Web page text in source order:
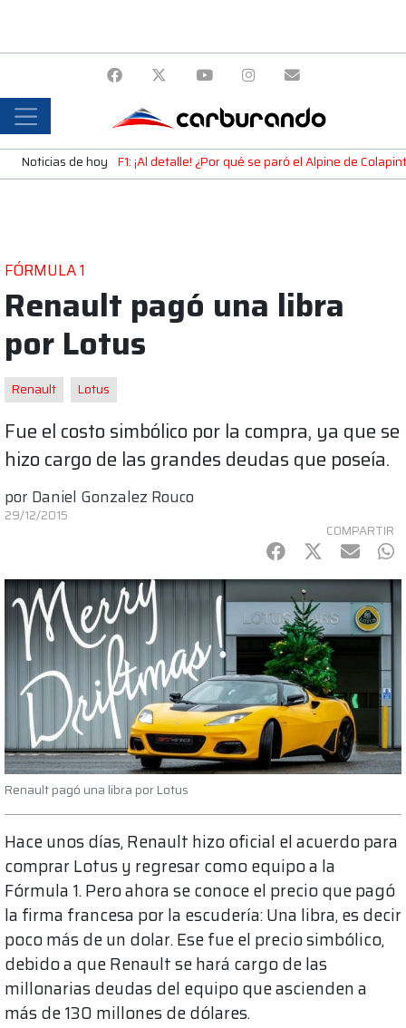
Noticias de hoy F1: ¡Al detalle! ¿Por qué se paró el Alpine de
FÓRMULA 1
Renault pagó una libra
por Lotus
Renault Lotus
Fue el costo simbólico por la compra, ya que se
hizo cargo de las grandes deudas que poseía.
por Daniel Gonzalez Rouco
29/12/2015
COMPARTIR
Facebook
Twitter
mail
Renault pagó una libra por Lotus
Hace unos días, Renault hizo oficial el acuerdo para
comprar Lotus y regresar como equipo a la
Fórmula 1. Pero ahora se conoce el precio que pagó
la firma francesa por la escudería: Una libra, es decir
poco más de un dolar. Ese fue el precio simbólico,
debido a que Renault se hará cargo de las
millonarias deudas del equipo que ascienden a
más de 130 millones de dólares.